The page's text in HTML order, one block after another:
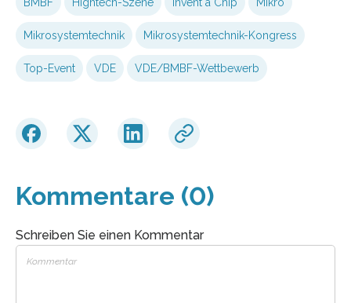
Mikrosystemtechnik Mikrosystemtechnik-Kongress
Top-Event VDE VDE/BMBF-Wettbewerb
Kommentare (0)
Schreiben Sie einen Kommentar